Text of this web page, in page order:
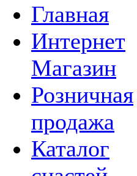
Главная
Интернет
Магазин
Розничная
продажа
Каталог